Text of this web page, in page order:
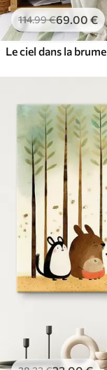
114.99€69 .00 €
Le ciel dans la brume